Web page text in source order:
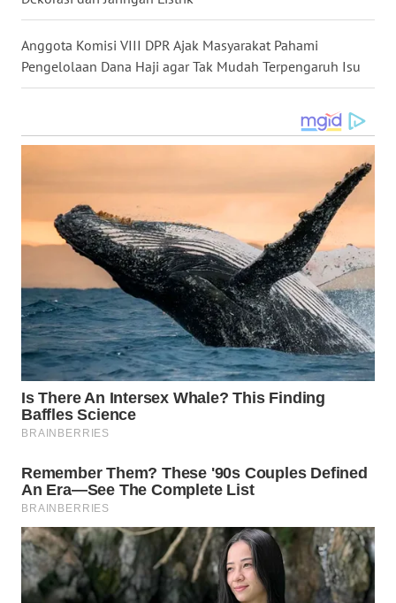
Anggota Komisi VIII DPR Ajak Masyarakat Pahami
Pengelolaan Dana Haji agar Tak Mudah Terpengaruh Isu
WN
KALTENG
WN
KALTIM
WN
SULSEL
WN
WN
WN
WN
MALUT